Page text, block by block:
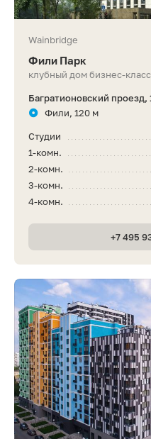
Wainbridge
Фили Парк
клубный дом бизнес-
Багратионовский проезд,
Фили, 120 м
Студии
1-комн.
2-комн.
3-комн.
4-комн.
+7 495